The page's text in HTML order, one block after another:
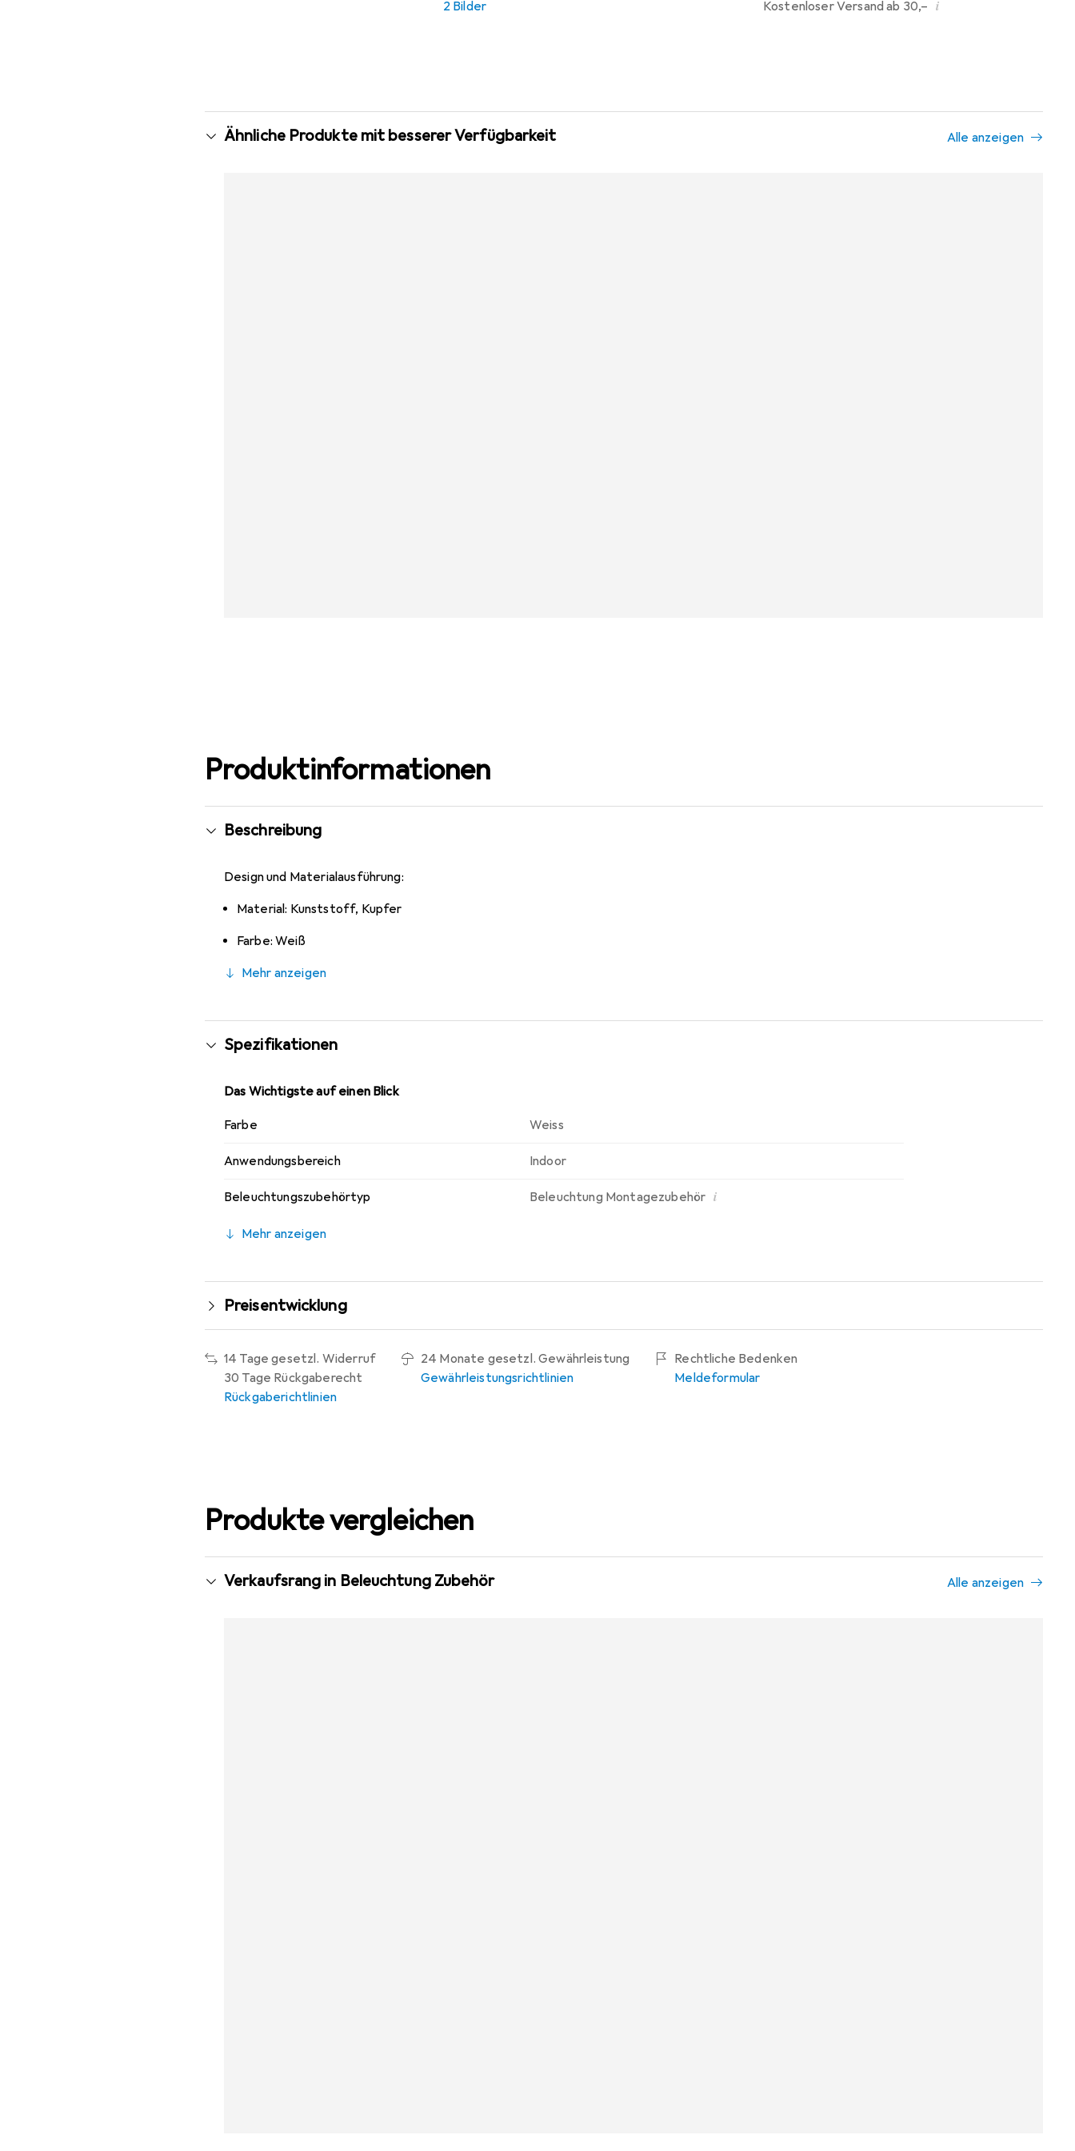
2 Bilder Kostenloser Versand ab 30,– i
Ähnliche Produkte mit besserer Verfügbarkeit Alle anzeigen
Produktinformationen
Beschreibung
Design und Materialausführung:
Material: Kunststoff, Kupfer
Farbe: Weiß
Mehr anzeigen
Spezifikationen
Das Wichtigste auf einen Blick
Farbe Weiss
Anwendungsbereich Indoor
Beleuchtungszubehörtyp Beleuchtung Montagezubehör i
Mehr anzeigen
Preisentwicklung
14 Tage gesetzl. Widerruf
30 Tage Rückgaberecht
Rückgaberichtlinien
24 Monate gesetzl. Gewährleistung
Gewährleistungsrichtlinien
Rechtliche Bedenken
Meldeformular
Produkte vergleichen
Verkaufsrang in Beleuchtung Zubehör Alle anzeigen